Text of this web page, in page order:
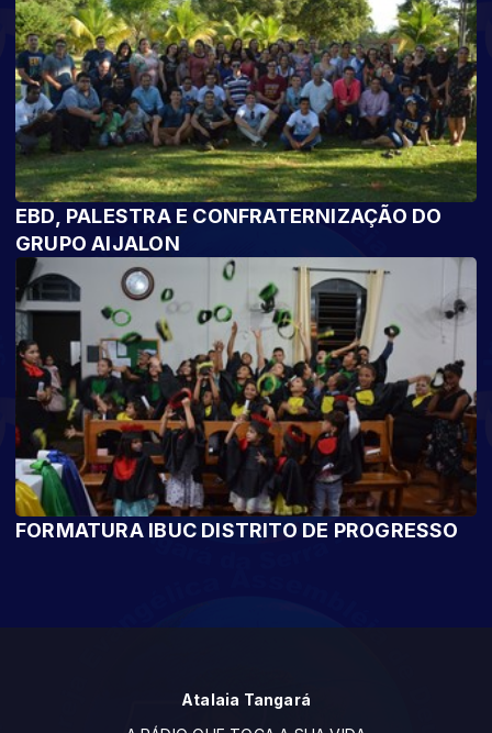
EBD, PALESTRA E CONFRATERNIZAÇÃO DO
GRUPO AIJALON
FORMATURA IBUC DISTRITO DE PROGRESSO
Atalaia Tangará